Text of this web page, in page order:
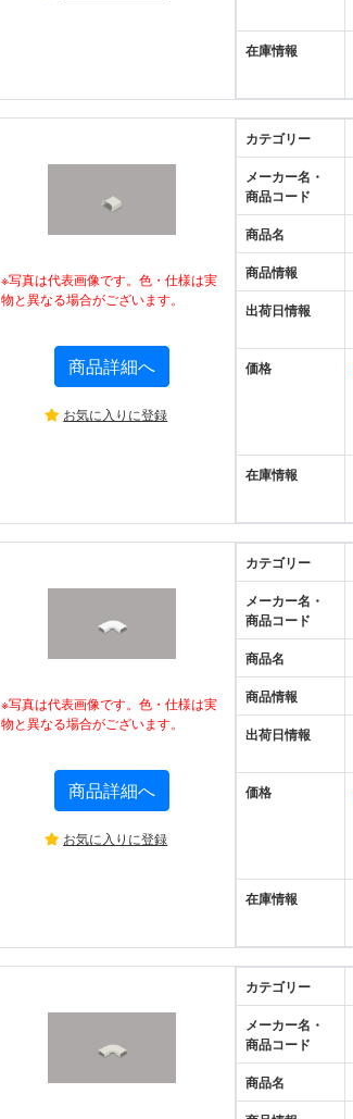
在庫情報
※写真は代表画像です。色・仕様は実
物と異なる場合がございます。
商品詳細へ
お気に入りに登録
カテゴリー
メーカー名・
商品コード
商品名
商品情報
出荷日情報
価格
在庫情報
※写真は代表画像です。色・仕様は実
物と異なる場合がございます。
商品詳細へ
お気に入りに登録
カテゴリー
メーカー名・
商品コード
商品名
商品情報
出荷日情報
価格
在庫情報
カテゴリー
メーカー名・
商品コード
商品名